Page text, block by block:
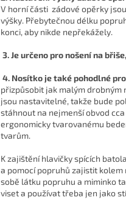
V horní části zádové opěrky
výšky. Přebytečnou délku
konci, aby nikde nepřekážely.
3. Je určeno pro nošení na
4. Nosítko je taképohodlné
přizpůsobit jak malým drobným
jsou nastavitelné, takže bude
stáhnout na nejmenší obvod
ergonomicky tvarovanému
tvarům.
K zajištění hlavičky spících
a pomocí popruhů zajistit
sobě látku popruhu a miminko
viset a používat třeba jen jako